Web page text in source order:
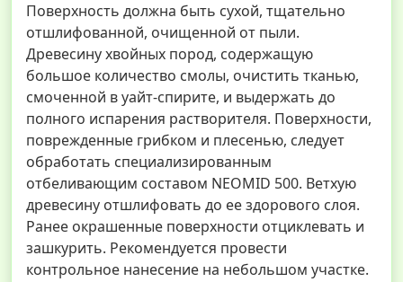
Поверхность должна быть сухой, тщательно
отшлифованной, очищенной от пыли.
Древесину хвойных пород, содержащую
большое количество смолы, очистить тканью,
смоченной в уайт-спирите, и выдержать до
полного испарения растворителя. Поверхности,
поврежденные грибком и плесенью, следует
обработать специализированным
отбеливающим составом NEOMID 500. Ветхую
древесину отшлифовать до ее здорового слоя.
Ранее окрашенные поверхности отциклевать и
зашкурить. Рекомендуется провести
контрольное нанесение на небольшом участке.